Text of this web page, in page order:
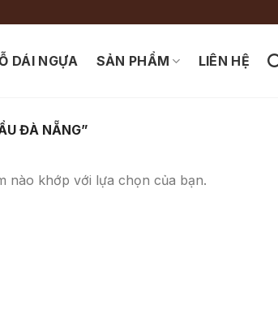
DÁI NGỰA SẢN PHẨM LIÊN HỆ
ĐÀ NẴNG”
nào khớp với lựa chọn của bạn.